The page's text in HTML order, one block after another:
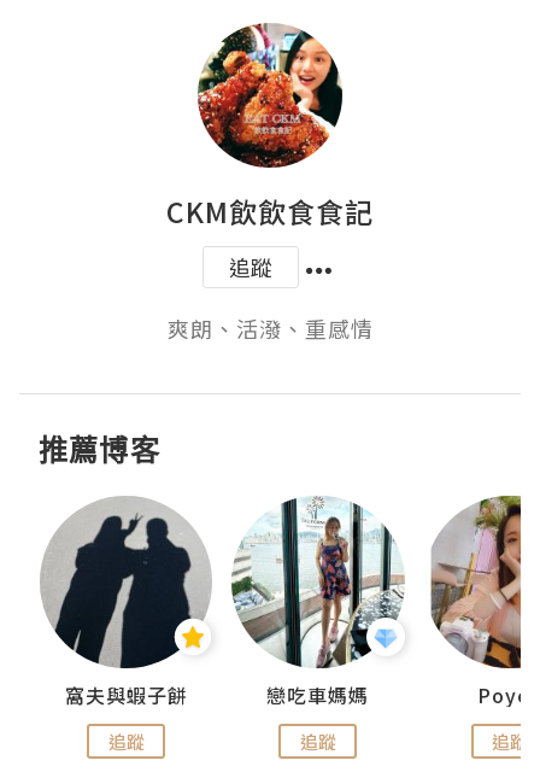
CKM飲飲食食記
追蹤
爽朗、活潑、重感情
推薦博客
窩夫與蝦子餅
追蹤
戀吃車媽媽
追蹤 追蹤